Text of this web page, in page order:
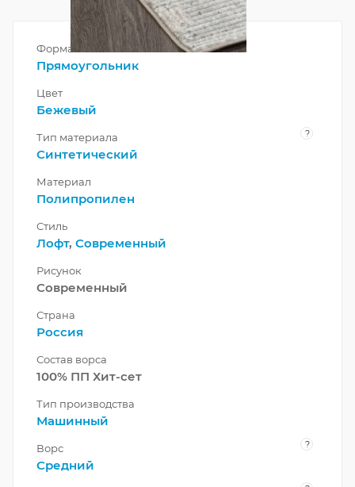
Форма
Прямоугольник
Цвет
Бежевый
Тип материала ?
Синтетический
Материал
Полипропилен
Стиль
Лофт, Современный
Рисунок
Современный
Страна
Россия
Состав ворса
100% ПП Хит-сет
Тип производства
Машинный
Ворс ?
Средний